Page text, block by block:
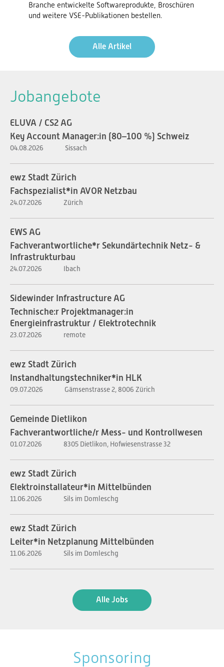
Branche entwickelte Softwareprodukte, Broschüren
und weitere VSE-Publikationen bestellen.
Alle Artikel
Jobangebote
ELUVA / CS2 AG
Key Account Manager:in (80–100 %) Schweiz
04.08.2026 Sissach
ewz Stadt Zürich
Fachspezialist*in AVOR Netzbau
24.07.2026 Zürich
EWS AG
Fachverantwortliche*r Sekundärtechnik Netz- &
Infrastrukturbau
24.07.2026 Ibach
Sidewinder Infrastructure AG
Technische:r Projektmanager:in
Energieinfrastruktur / Elektrotechnik
23.07.2026 remote
ewz Stadt Zürich
Instandhaltungstechniker*in HLK
09.07.2026 Gämsenstrasse 2, 8006 Zürich
Gemeinde Dietlikon
Fachverantwortliche/r Mess- und Kontrollwesen
01.07.2026 8305 Dietlikon, Hofwiesenstrasse 32
ewz Stadt Zürich
Elektroinstallateur*in Mittelbünden
11.06.2026 Sils im Domleschg
ewz Stadt Zürich
Leiter*in Netzplanung Mittelbünden
11.06.2026 Sils im Domleschg
Alle Jobs
Sponsoring